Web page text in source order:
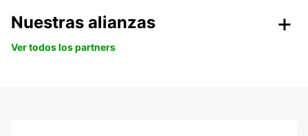
Nuestras alianzas
Ver todos los partners